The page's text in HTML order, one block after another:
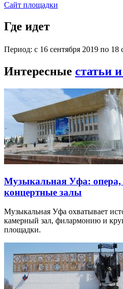
Сайт площадки
Где идет
Период: с 16 сентября 2019 по 18
Интересные статьи
Музыкальная Уфа:
концертные залы
Музыкальная Уфа охватывает
камерный зал, филармонию и
площадки.